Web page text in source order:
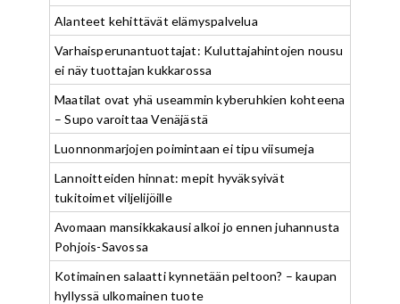
Alanteet kehittävät elämyspalvelua
Varhaisperunantuottajat: Kuluttajahintojen nousu
ei näy tuottajan kukkarossa
Maatilat ovat yhä useammin kyberuhkien kohteena
– Supo varoittaa Venäjästä
Luonnonmarjojen poimintaan ei tipu viisumeja
Lannoitteiden hinnat: mepit hyväksyivät
tukitoimet viljelijöille
Avomaan mansikkakausi alkoi jo ennen juhannusta
Pohjois-Savossa
Kotimainen salaatti kynnetään peltoon? – kaupan
hyllyssä ulkomainen tuote